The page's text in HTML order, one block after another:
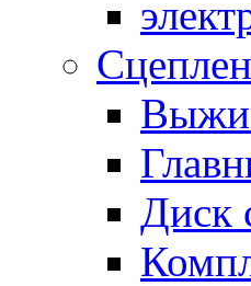
Диск